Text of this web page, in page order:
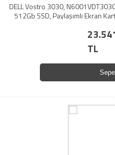
DELL Vostro 3030,
512Gb SSD, Paylaşımlı Ekran
TL